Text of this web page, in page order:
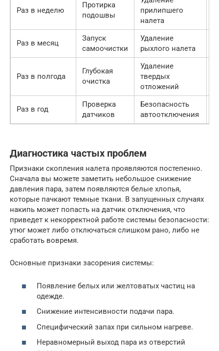
Раз в неделю
Протирка
подошвы
прилипшего
налета
Раз в месяц
Запуск
самоочистки
Удаление
рыхлого налета
Раз в полгода
Глубокая
очистка
Удаление
твердых
отложений
Раз в год
Проверка
датчиков
Безопасность
автоотключения
Диагностика частых проблем
Признаки скопления налета проявляются постепенно.
Сначала вы можете заметить небольшое снижение
давления пара, затем появляются белые хлопья,
которые пачкают темные ткани. В запущенных случаях
накипь может попасть на датчик отключения, что
приведет к некорректной работе системы безопасности:
утюг может либо отключаться слишком рано, либо не
сработать вовремя.
Основные признаки засорения системы:
Появление белых или желтоватых частиц на
одежде.
Снижение интенсивности подачи пара.
Специфический запах при сильном нагреве.
Неравномерный выход пара из отверстий